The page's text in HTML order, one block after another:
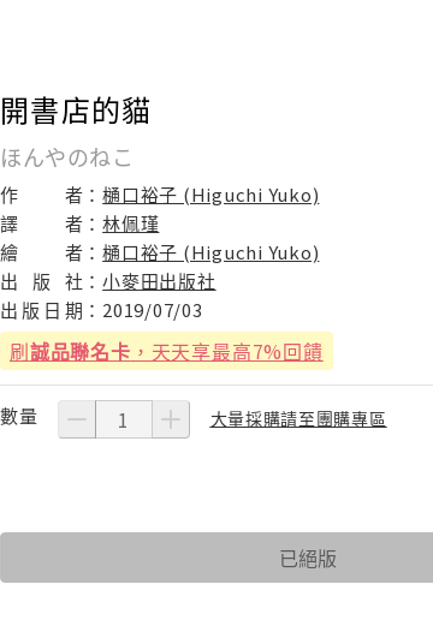
開書店的貓
ほんやのねこ
作 者：樋口裕子 (Higuchi Yuko)
譯
者：林佩瑾
繪
者：樋口裕子 (Higuchi Yuko)
出
版 社：小麥田出版社
出 版 日 期： 2019/07/03
刷誠品聯名卡 ，天天享最高7%回饋
數量 大量採購請至團購專區
已絕版